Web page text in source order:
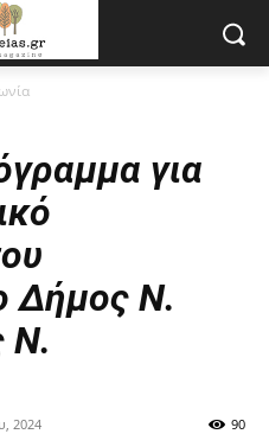
για
Δήμος Ν.
Ν.
2024 90